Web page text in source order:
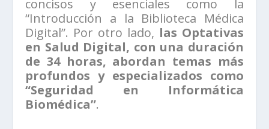
concisos y esenciales como la
“Introducción a la Biblioteca Médica
Digital”. Por otro lado, las Optativas
en Salud Digital, con una duración
de 34 horas, abordan temas más
profundos y especializados como
“Seguridad en Informática
Biomédica”.